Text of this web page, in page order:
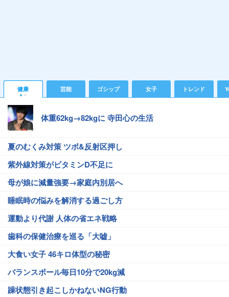
健康 芸能 ゴシップ 女子 トレンド
体重62kg→82kgに 寺田心の生活
夏のむくみ対策 ツボ&反射区押し
紫外線対策がビタミンD不足に
母が娘に減量強要→家庭内別居へ
睡眠時の悩みを解消する過ごし方
運動より代謝 人体の省エネ戦略
歯科の保健治療を巡る「大嘘」
大食い女子 46キロ体型の秘密
バランスボール毎日10分で20kg減
躁状態引き起こしかねないNG行動